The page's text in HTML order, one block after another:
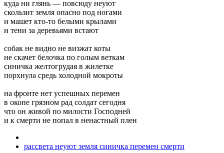
куда ни глянь — повсюду неуют
скользит земля опасно под ногами
и машет кто-то белыми крылами
и тени за деревьями встают
собак не видно не визжат коты
не скачет белочка по голым веткам
синичка желтогрудая в жилетке
порхнула средь холодной мокроты
на фронте нет успешных перемен
в окопе грязном рад солдат сегодня
что он живой по милости Господней
и к смерти не попал в ненастный плен
рассвета неуют земля синичка перемен смерти